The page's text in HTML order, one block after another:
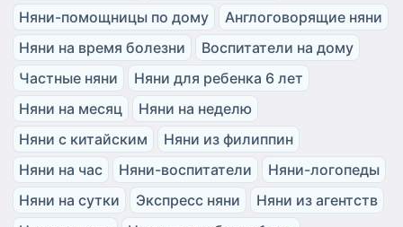
Няни-помощницы по дому
Англоговорящие няни
Няни на время болезни
Воспитатели на дому
Частные няни
Няни для ребенка 6 лет
Няни на месяц
Няни на неделю
Няни с китайским
Няни из филиппин
Няни на час
Няни-воспитатели
Няни-логопеды
Няни на сутки
Экспресс няни
Няни из агентств